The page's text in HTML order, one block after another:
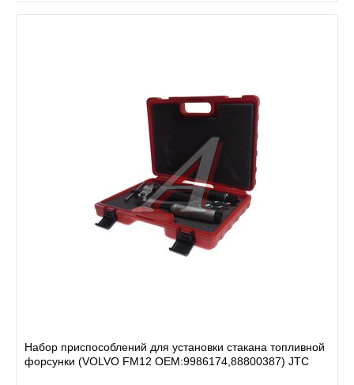
Набор приспособлений для установки стакана топливной
форсунки (VOLVO FM12 OEM:9986174,88800387) JTC